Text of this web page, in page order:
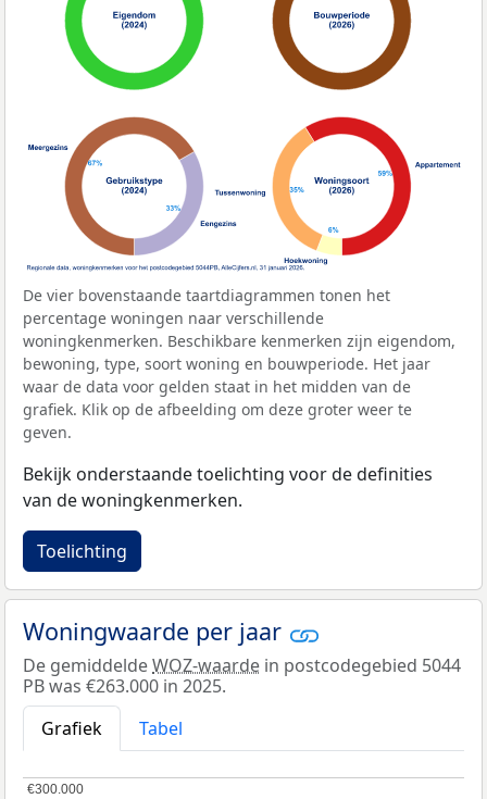
De vier bovenstaande taartdiagrammen tonen het
percentage woningen naar verschillende
woningkenmerken. Beschikbare kenmerken zijn eigendom,
bewoning, type, soort woning en bouwperiode. Het jaar
waar de data voor gelden staat in het midden van de
grafiek. Klik op de afbeelding om deze groter weer te
geven.
Bekijk onderstaande toelichting voor de definities
van de woningkenmerken.
Toelichting
Woningwaarde per jaar
De gemiddeldeWOZ-waarde in postcodegebied 5044
PB was €263.000 in 2025.
Grafiek
Tabel
€300.000
€300.000